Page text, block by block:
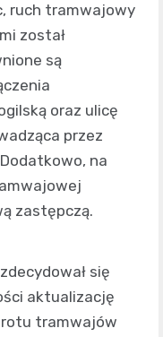
ruch tramwajowy
został
są
oraz ulicę
przez
na
zastępczą.
się
aktualizację
tramwajów